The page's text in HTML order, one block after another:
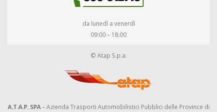
da lunedì a venerdì
09:00 – 18:00
© Atap S.p.a.
A.T.A.P. SPA– Azienda Trasporti Automobilistici Pubblici delle Province di